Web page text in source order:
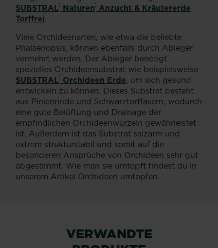
SUBSTRAL® Naturen® Anzucht & Kräutererde
Torffrei.
Viele Orchideenarten, wie etwa die beliebte
Phalaenopsis, können ebenfalls durch Ableger
vermehrt werden. Der Ableger benötigt
spezielles Orchideensubstrat wie beispielsweise
SUBSTRAL® Orchideen Erde, um sich gesund
entwickeln zu können. Dieses Substrat besteht
aus Pinienrinde und Schwarztorffasern, wodurch
eine gute Belüftung und Drainage der
empfindlichen Orchideenwurzeln gewährleistet
ist. Außerdem ist das Substrat salzarm und
extrem strukturstabil und somit auf die
besonderen Ansprüche von Orchideen sehr gut
abgestimmt. Wie man sie umtopft findest du in
unserem Artikel Orchideen umtopfen.
VERWANDTE